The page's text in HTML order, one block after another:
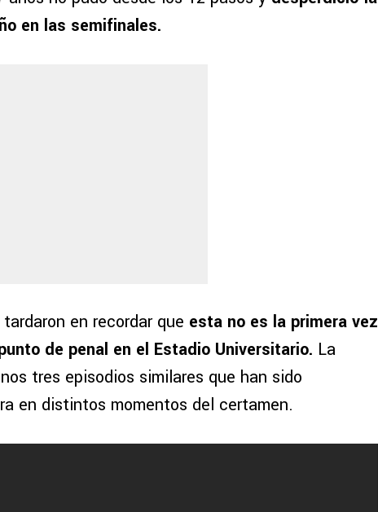
en las semifinales.
en recordar que esta no es la primera vez
de penal en el Estadio Universitario. La
tres episodios similares que han sido
en distintos momentos del certamen.